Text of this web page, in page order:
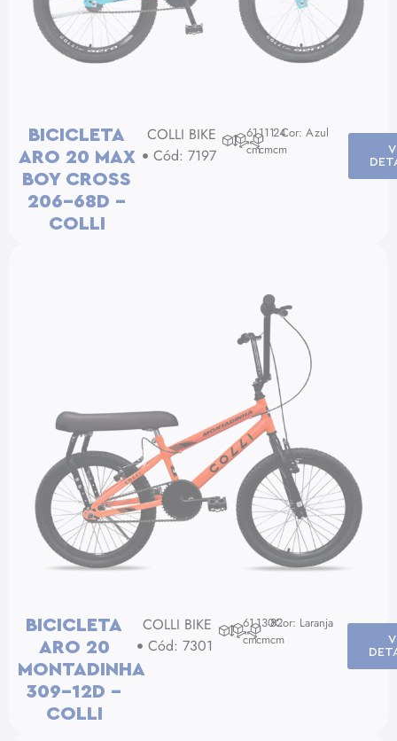
BICICLETA
ARO 20 MAX
BOY CROSS
206-68D –
COLLI
COLLI BIKE
Cód: 7197
61
cm
111
cm
24
cm
Cor: Azul
BICICLETA
ARO 20
MONTADINHA
309-12D –
COLLI
COLLI BIKE
Cód: 7301
61
cm
130
cm
82
cm
Cor: Laranja